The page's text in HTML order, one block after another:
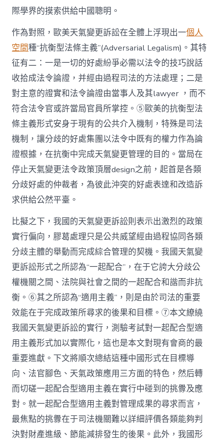
際學界的摸索供給中國聰明。
作為對照，歐美天氣變更訴訟在全體上浮現出一個人
空間種“抗衡型法條主義”(Adversarial Legalism)。其特
征有二：一是一切的好處紛爭必需以法令的技巧說話
收拾成法令論證，并經由過程司法的方法處理；二是
對主意的證實和法令論證由當事人及其lawyer ，而不
符合法令官或許當局官員所掌控。⑤歐美的抗衡型法
條主義形式安身于現有的公共介入機制，特殊是司法
機制，讓分歧的好處集團以法令中既有的權力作為論
證根據，在抗衡中完成天氣變更管理的目的。當局在
停止天氣變更法令政策頂層design之前，起首是各類
分歧好處的仲裁者，為彼此沖突的好處表達和改造訴
求供給公然平臺。
比擬之下，我國的天氣變更訴訟則表示出激烈的政策
實行偏向，膠葛處理只是公共威望經由過程協同各類
分歧主體的舉動而完成綜合管理的契機。我國天氣變
更訴訟形式之所認為“一起配合”，在于它誇大分歧公
權機關之間、法院與社會之間的一起配合和諧而非抗
衡。⑥其之所認為“適用主義”，則是由於司法的重要
效能在于完成政策所尋求的後果和目標。⑦本文繚繞
我國天氣變更訴訟的實行，測驗考試對一起配合型適
用主義形式加以實際化，這也是本文對現有會商的最
重要進獻。下文將順次總結這種中國形式在目標導
向、法官腳色、天氣政策應用三方面的特色，然后轉
而切磋一起配合型適用主義在實行中碰到的挑釁及應
對。就一起配合型適用主義對管理成果的尋求而言，
最焦點的挑釁在于司法機關難以詳細評價各類能夠判
決對財產進級、節能減排發生的後果。此外，我國形